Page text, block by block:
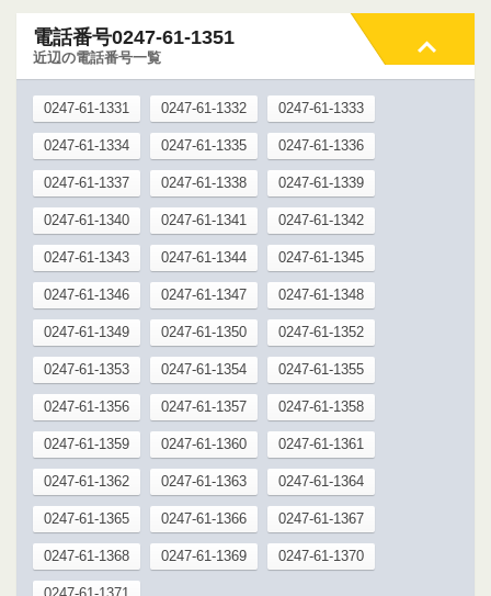
電話番号0247-61-1351
近辺の電話番号一覧
0247-61-1331 0247-61-1332 0247-61-1333
0247-61-1334 0247-61-1335 0247-61-1336
0247-61-1337 0247-61-1338 0247-61-1339
0247-61-1340 0247-61-1341 0247-61-1342
0247-61-1343 0247-61-1344 0247-61-1345
0247-61-1346 0247-61-1347 0247-61-1348
0247-61-1349 0247-61-1350 0247-61-1352
0247-61-1353 0247-61-1354 0247-61-1355
0247-61-1356 0247-61-1357 0247-61-1358
0247-61-1359 0247-61-1360 0247-61-1361
0247-61-1362 0247-61-1363 0247-61-1364
0247-61-1365 0247-61-1366 0247-61-1367
0247-61-1368 0247-61-1369 0247-61-1370